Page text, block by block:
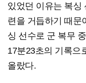
있었던 이유는 복싱
련을 거듭하기 때문
싱 선수로 군 복무
17분23초의 기록으
올랐다.